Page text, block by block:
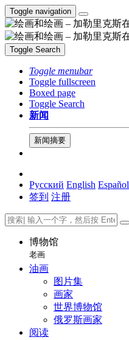
Toggle navigation
Toggle Search
Toggle menubar
Toggle fullscreen
Boxed page
Toggle Search
新闻
新闻摘要
Русский English Español
签到 注册
博物馆
老画
油画
图片集
画家
世界博物馆
俄罗斯画家
阅读